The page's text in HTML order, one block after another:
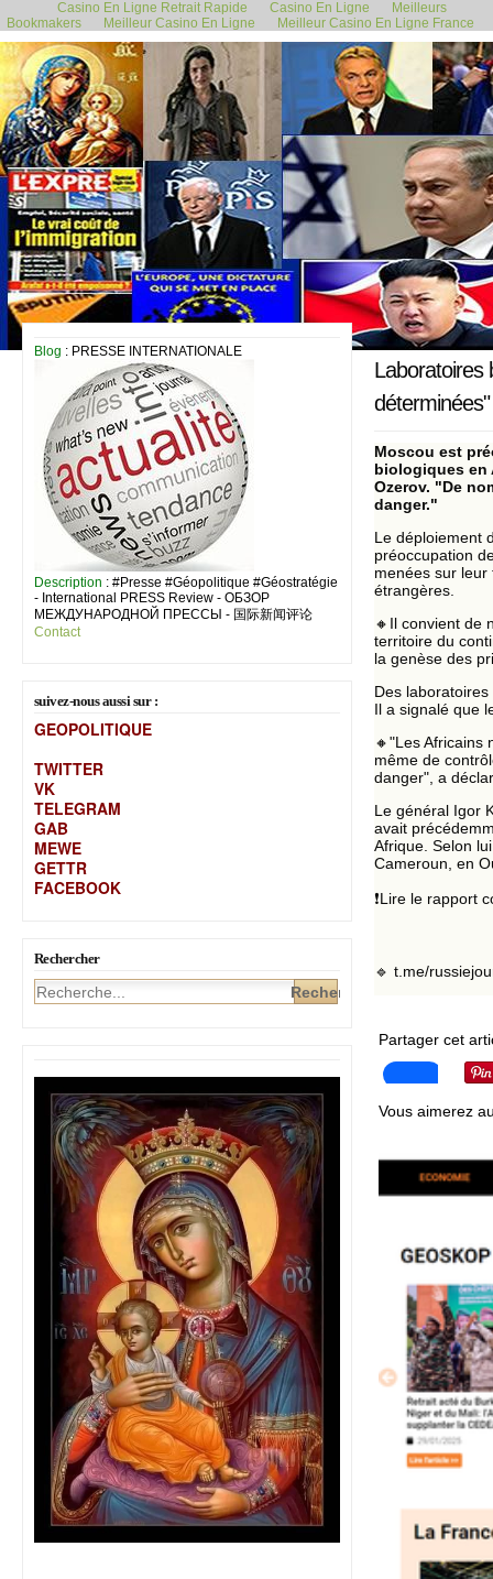
Casino En Ligne Retrait Rapide Casino En Ligne
Meilleurs
Bookmakers
Meilleur Casino En Ligne Meilleur Casino En Ligne France
Blog : PRESSE INTERNATIONALE
Description : #Presse #Géopolitique #Géostratégie
- International PRESS Review - ОБЗОР
МЕЖДУНАРОДНОЙ ПРЕССЫ - 国际新闻评论
Contact
suivez-nous aussi sur :
GEOPOLITIQUE
TWITTER
VK
TELEGRAM
GAB
MEWE
GETTR
FACEBOOK
Rechercher
2 novembre 2023
Laboratoires
déterminées"
Moscou est
biologiques en
Ozerov. "De
danger."
Le déploiement
préoccupation
menées sur
étrangères.
🔸Il convient de
territoire du
la genèse des
Des
Il a signalé que
🔸"Les Africains
même de
danger", a
Le général Igor
avait
Afrique. Selon
Cameroun, en
❗️Lire le rapport
🔹 t.me/
Partager cet
Vous aimerez